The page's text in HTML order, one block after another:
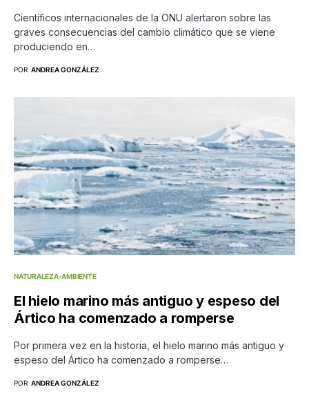
Científicos internacionales de la ONU alertaron sobre las
graves consecuencias del cambio climático que se viene
produciendo en…
POR ANDREA GONZÁLEZ
NATURALEZA-AMBIENTE
El hielo marino más antiguo y espeso del
Ártico ha comenzado a romperse
Por primera vez en la historia, el hielo marino más antiguo y
espeso del Ártico ha comenzado a romperse…
POR ANDREA GONZÁLEZ